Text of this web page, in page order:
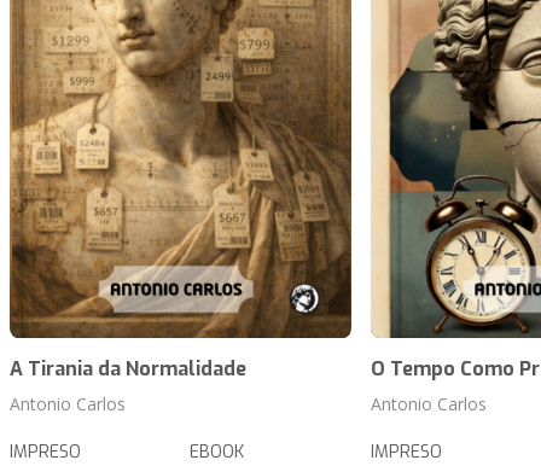
A Tirania da Normalidade
Antonio Carlos
IMPRESO EBOOK
O Tempo Como
Antonio Carlos
IMPRESO